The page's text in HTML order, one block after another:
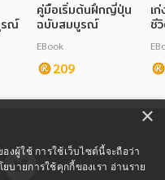
รณ์
คู่มือเริ่มต้นฝึกญี่ปุ่น
ฉบับสมบูรณ์
EBook
209
เ
ชี
ส
×
งผู้ใช้ การใช้เว็บไซต์นี้จะถือว่า
ายการใช้คุกกี้ของเรา อ่านราย